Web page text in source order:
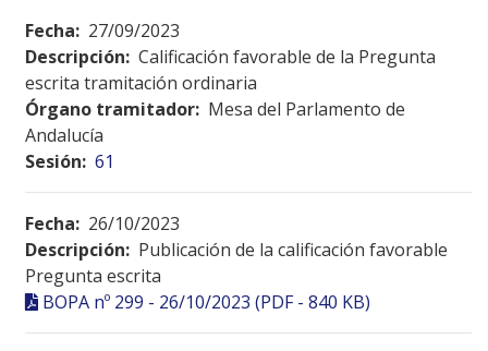
Fecha: 27/09/2023
Descripción: Calificación favorable de la Pregunta
escrita tramitación ordinaria
Órgano tramitador: Mesa del Parlamento de
Andalucía
Sesión: 61
Fecha: 26/10/2023
Descripción: Publicación de la calificación favorable
Pregunta escrita
BOPA nº 299 - 26/10/2023 (PDF - 840 KB)